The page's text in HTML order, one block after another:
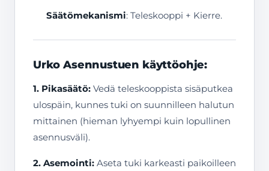
Säätömekanismi: Teleskooppi + Kierre.
Urko Asennustuen käyttöohje:
1. Pikasäätö: Vedä teleskooppista sisäputkea
ulospäin, kunnes tuki on suunnilleen halutun
mittainen (hieman lyhyempi kuin lopullinen
asennusväli).
2. Asemointi: Aseta tuki karkeasti paikoilleen